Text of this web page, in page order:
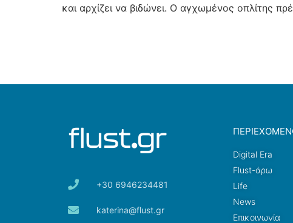
και αρχίζει να βιδώνει. Ο αγχωμένος οπλίτης
+30 6946234481
katerina@flust.gr
Digital Era
Flust-άρω
Life
News
Επικοινωνία